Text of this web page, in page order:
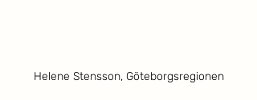
Helene Stensson, Göteborgsregionen